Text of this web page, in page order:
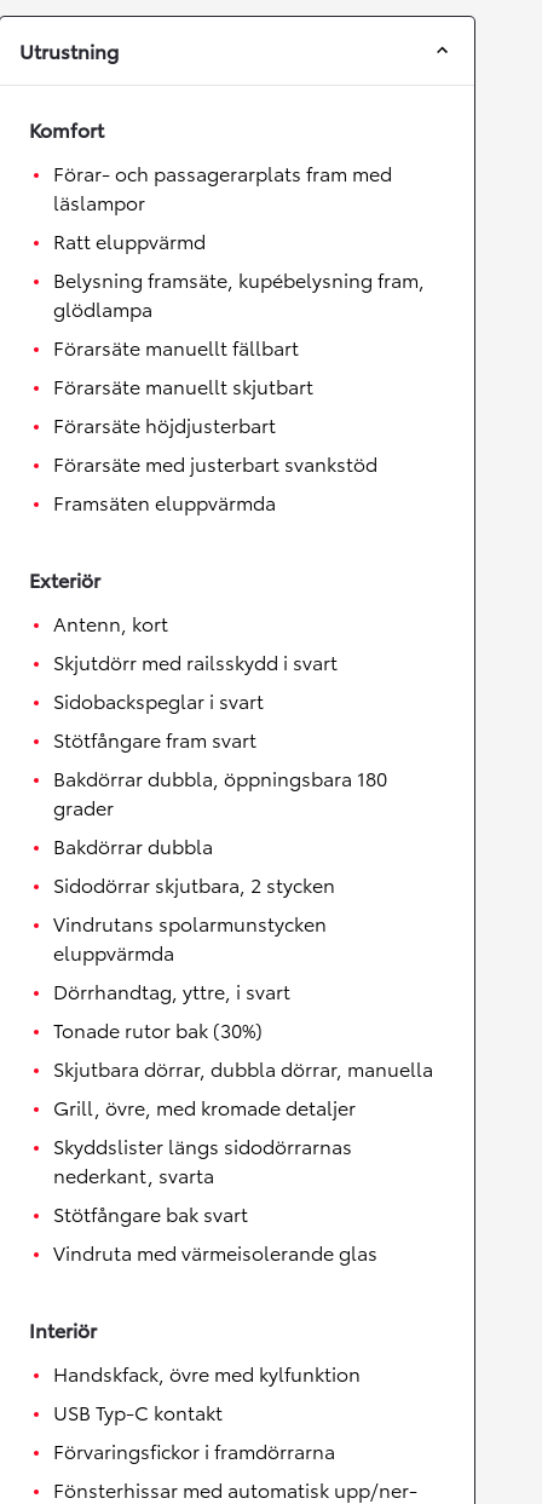
Utrustning
Komfort
Förar- och passagerarplats fram med
läslampor
Ratt eluppvärmd
Belysning framsäte, kupébelysning fram,
glödlampa
Förarsäte manuellt fällbart
Förarsäte manuellt skjutbart
Förarsäte höjdjusterbart
Förarsäte med justerbart svankstöd
Framsäten eluppvärmda
Exteriör
Antenn, kort
Skjutdörr med railsskydd i svart
Sidobackspeglar i svart
Stötfångare fram svart
Bakdörrar dubbla, öppningsbara 180
grader
Bakdörrar dubbla
Sidodörrar skjutbara, 2 stycken
Vindrutans spolarmunstycken
eluppvärmda
Dörrhandtag, yttre, i svart
Tonade rutor bak (30%)
Skjutbara dörrar, dubbla dörrar, manuella
Grill, övre, med kromade detaljer
Skyddslister längs sidodörrarnas
nederkant, svarta
Stötfångare bak svart
Vindruta med värmeisolerande glas
Interiör
Handskfack, övre med kylfunktion
USB Typ-C kontakt
Förvaringsfickor i framdörrarna
Fönsterhissar med automatisk upp/ner-